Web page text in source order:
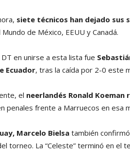
siete técnicos han dejado sus
de México, EEUU y Canadá.
DT en unirse a esta lista fue
Ecuador, tras la caída por 2-0 este
el neerlandés Ronald Koeman
penales frente a Marruecos en esa
Marcelo Bielsa también
torneo. La “Celeste” terminó en el